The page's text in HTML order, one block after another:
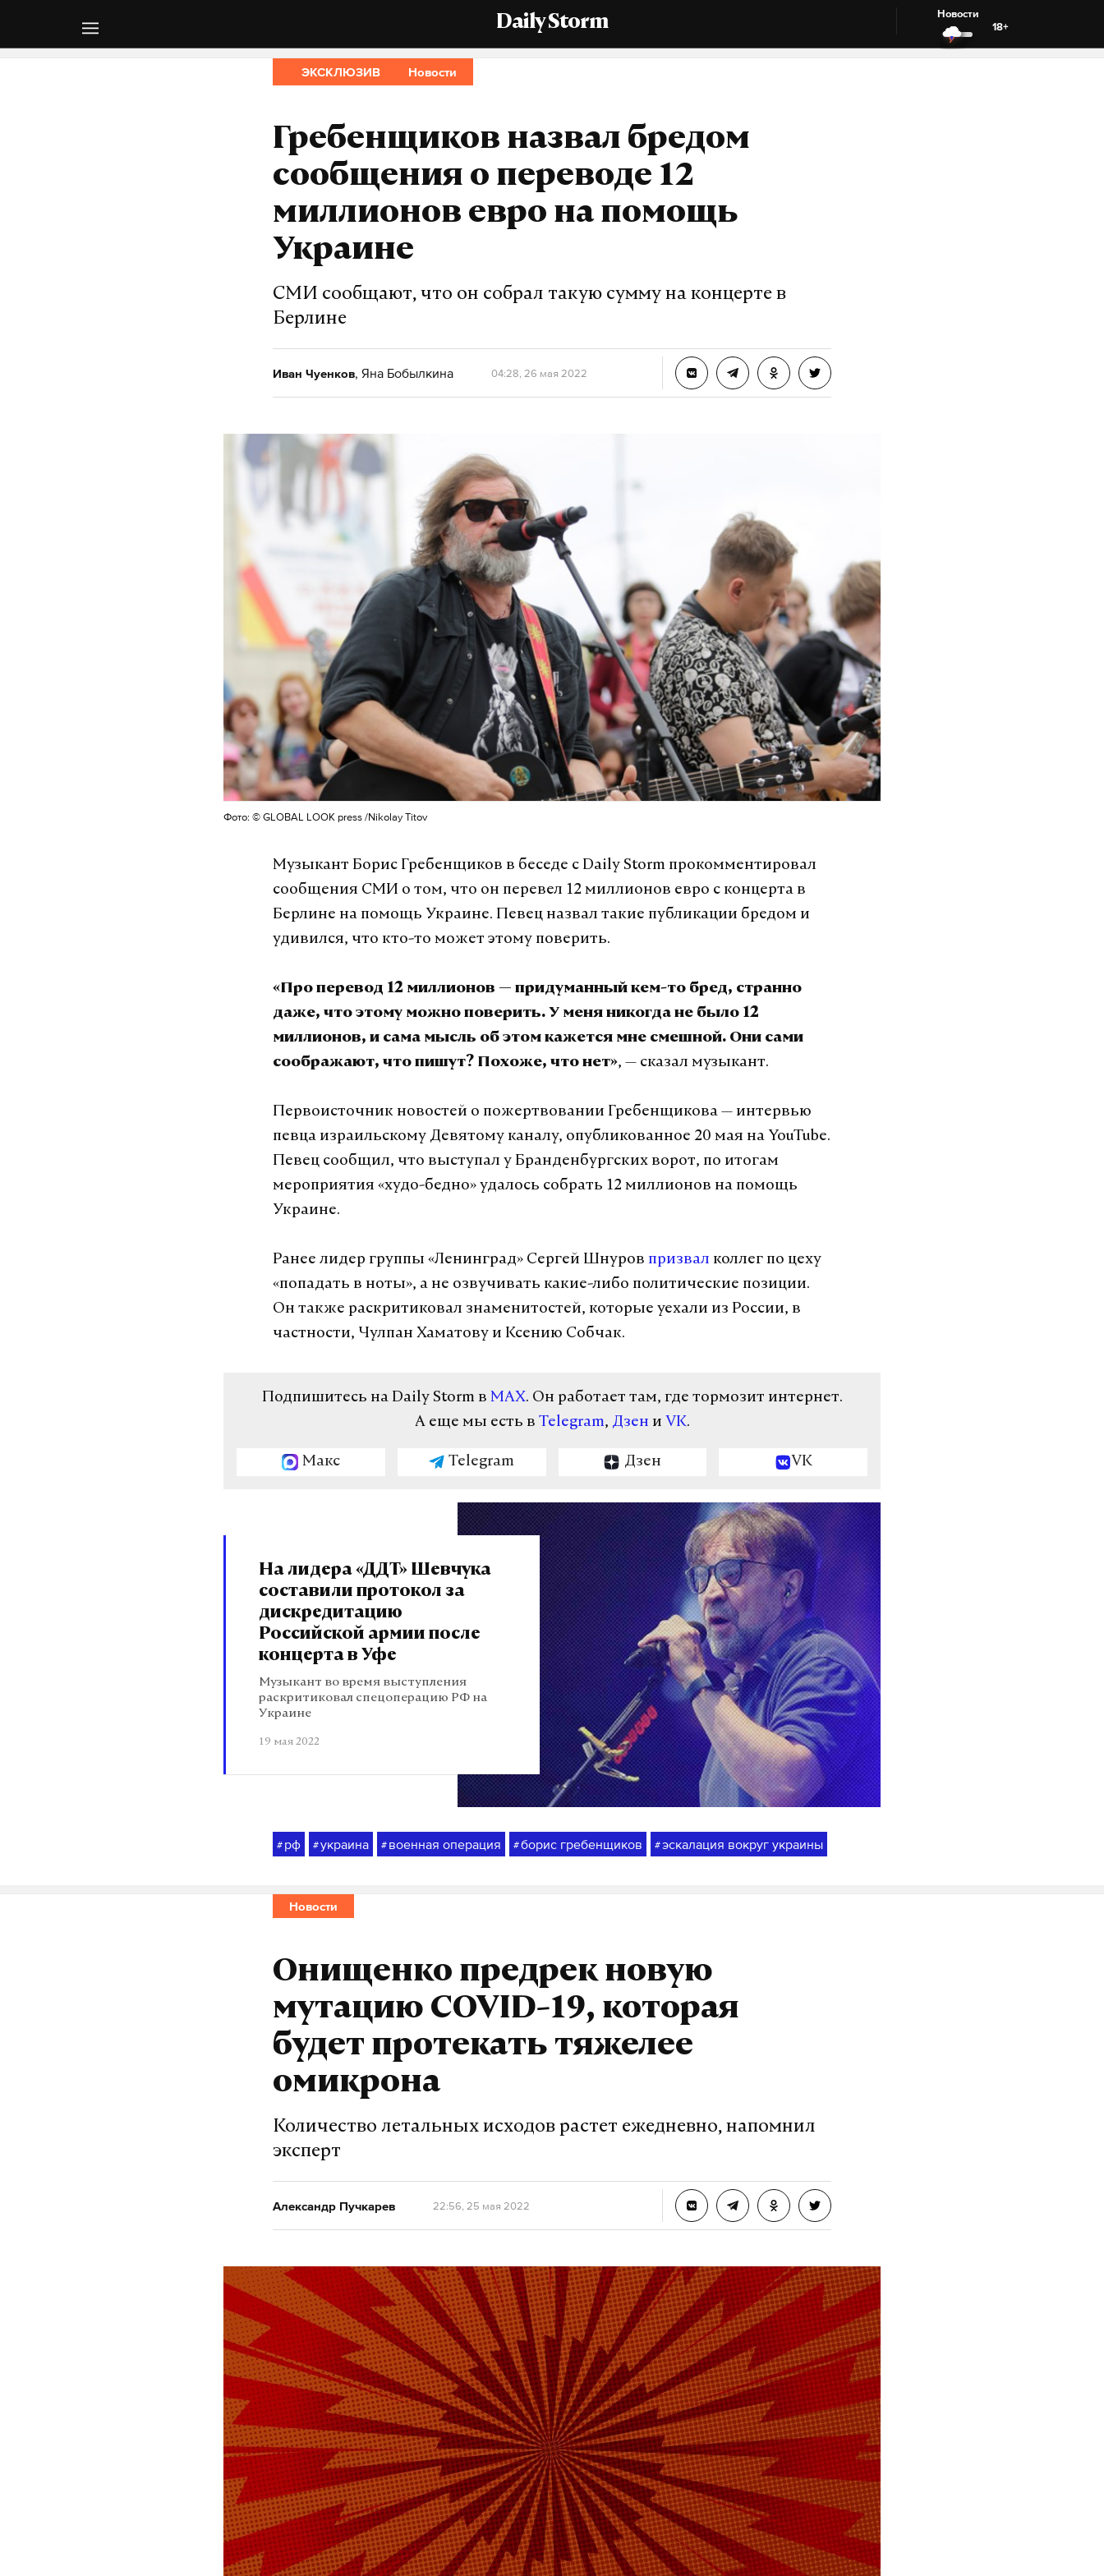
Daily Storm
Новости
18+
ЭКСКЛЮЗИВ Новости
Гребенщиков назвал бредом
сообщения о переводе 12
миллионов евро на помощь
Украине
СМИ сообщают, что он собрал такую сумму на концерте в
Берлине
Иван Чуенков, Яна Бобылкина 04:28, 26 мая 2022
Фото: © GLOBAL LOOK press /Nikolay Titov
Музыкант Борис Гребенщиков в беседе с Daily Storm прокомментировал
сообщения СМИ о том, что он перевел 12 миллионов евро с концерта в
Берлине на помощь Украине. Певец назвал такие публикации бредом и
удивился, что кто-то может этому поверить.
«Про перевод 12 миллионов — придуманный кем-то бред, странно
даже, что этому можно поверить. У меня никогда не было 12
миллионов, и сама мысль об этом кажется мне смешной. Они сами
соображают, что пишут? Похоже, что нет», — сказал музыкант.
Первоисточник новостей о пожертвовании Гребенщикова — интервью
певца израильскому Девятому каналу, опубликованное 20 мая на YouTube.
Певец сообщил, что выступал у Бранденбургских ворот, по итогам
мероприятия «худо-бедно» удалось собрать 12 миллионов на помощь
Украине.
Ранее лидер группы «Ленинград» Сергей Шнуров призвал коллег по цеху
«попадать в ноты», а не озвучивать какие-либо политические позиции.
Он также раскритиковал знаменитостей, которые уехали из России, в
частности, Чулпан Хаматову и Ксению Собчак.
Подпишитесь на Daily Storm в MAX. Он работает там, где тормозит интернет.
А еще мы есть в Telegram, Дзен и VK.
Макс Telegram Дзен VK
На лидера «ДДТ» Шевчука
составили протокол за
дискредитацию
Российской армии после
концерта в Уфе
Музыкант во время выступления
раскритиковал спецоперацию РФ на
Украине
19 мая 2022
# рф #украина # военная операция #борис гребенщиков #эскалация вокруг украины
Новости
Онищенко предрек новую
мутацию COVID-19, которая
будет протекать тяжелее
омикрона
Количество летальных исходов растет ежедневно, напомнил
эксперт
Александр Пучкарев 22:56, 25 мая 2022